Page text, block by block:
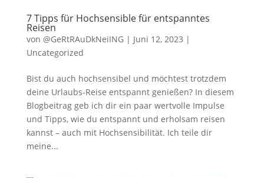
7 Tipps für Hochsensible für entspanntes
Reisen
von @GeRtRAuDkNeiING| Juni 12, 2023 |
Uncategorized
Bist du auch hochsensibel und möchtest trotzdem
deine Urlaubs-Reise entspannt genießen? In diesem
Blogbeitrag geb ich dir ein paar wertvolle Impulse
und Tipps, wie du entspannt und erholsam reisen
kannst – auch mit Hochsensibilität. Ich teile dir
meine...